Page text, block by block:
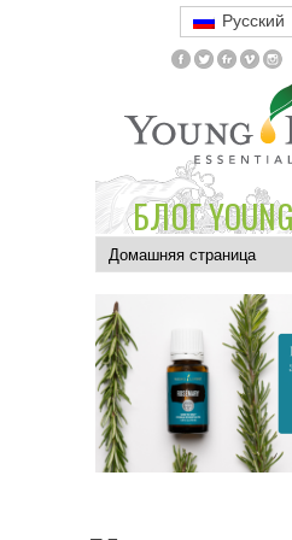
Русский
БЛОГ